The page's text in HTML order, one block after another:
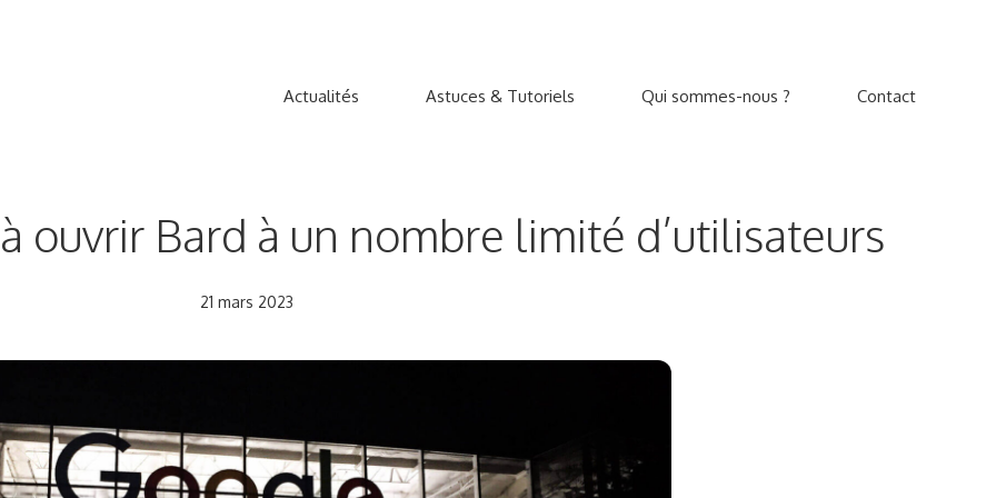
Actualités Astuces & Tutoriels Qui sommes-nous ? Contact
ouvrir Bard à un nombre limité d’utilisateurs
21 mars 2023